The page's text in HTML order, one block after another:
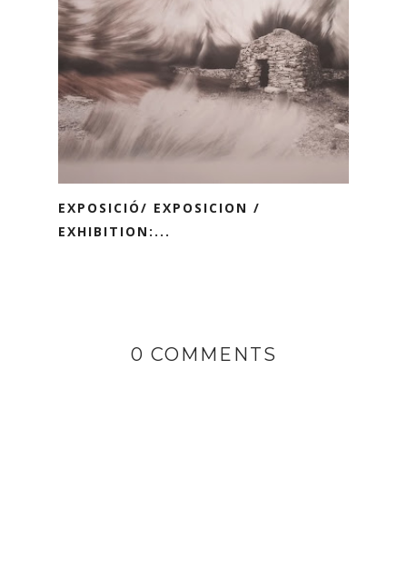
EXPOSICIÓ/ EXPOSICION /
EXHIBITION:...
0 COMMENTS